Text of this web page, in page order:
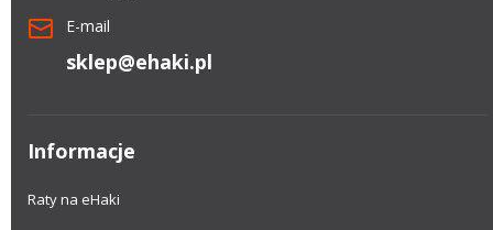
E-mail
sklep@ehaki.pl
Informacje
Raty na eHaki